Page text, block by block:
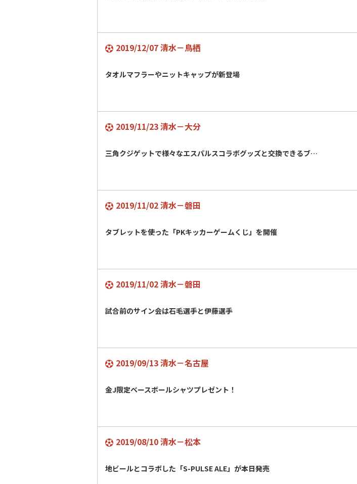
2019/12/07 清水－鳥栖
タオルマフラーやニットキャップが新登場
2019/11/23 清水－大分
三角クジゲットで様々なエスパルスコラボグッズと交換できるブ…
2019/11/02 清水－磐田
タブレットを使った「PKキッカーゲームくじ」を開催
2019/11/02 清水－磐田
試合前のサイン会は石毛選手と伊藤選手
2019/09/13 清水－名古屋
金J限定ベースボールシャツプレゼント！
2019/08/10 清水－松本
地ビールとコラボした「S-PULSE ALE」が本日発売